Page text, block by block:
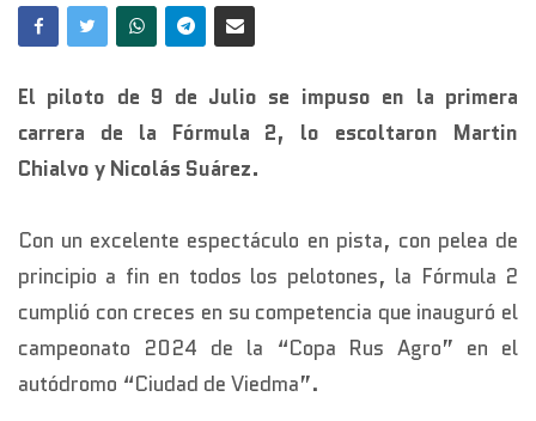
El piloto de 9 de Julio se impuso en la primera
carrera de la Fórmula 2, lo escoltaron Martin
Chialvo y Nicolás Suárez.
Con un excelente espectáculo en pista, con pelea de
principio a fin en todos los pelotones, la Fórmula 2
cumplió con creces en su competencia que inauguró el
campeonato 2024 de la “Copa Rus Agro” en el
autódromo “Ciudad de Viedma”.